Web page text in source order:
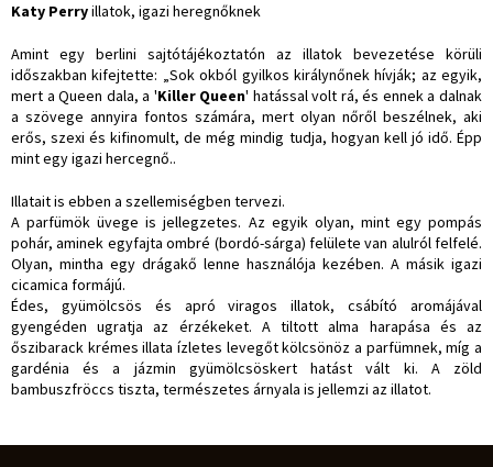
Katy Perryillatok, igazi heregnőknek
Amint egy berlini sajtótájékoztatón az illatok bevezetése körüli
időszakban kifejtette: „Sok okból gyilkos királynőnek hívják; az egyik,
mert a Queen dala, a 'Killer Queen' hatással volt rá, és ennek a dalnak
a szövege annyira fontos számára, mert olyan nőről beszélnek, aki
erős, szexi és kifinomult, de még mindig tudja, hogyan kell jó idő. Épp
mint egy igazi hercegnő..
Illatait is ebben a szellemiségben tervezi.
A parfümök üvege is jellegzetes. Az egyik olyan, mint egy pompás
pohár, aminek egyfajta ombré (bordó-sárga) felülete van alulról felfelé.
Olyan, mintha egy drágakő lenne használója kezében. A másik igazi
cicamica formájú.
Édes, gyümölcsös és apró viragos illatok, csábító aromájával
gyengéden ugratja az érzékeket. A tiltott alma harapása és az
őszibarack krémes illata ízletes levegőt kölcsönöz a parfümnek, míg a
gardénia és a jázmin gyümölcsöskert hatást vált ki. A zöld
bambuszfröccs tiszta, természetes árnyala is jellemzi az illatot.